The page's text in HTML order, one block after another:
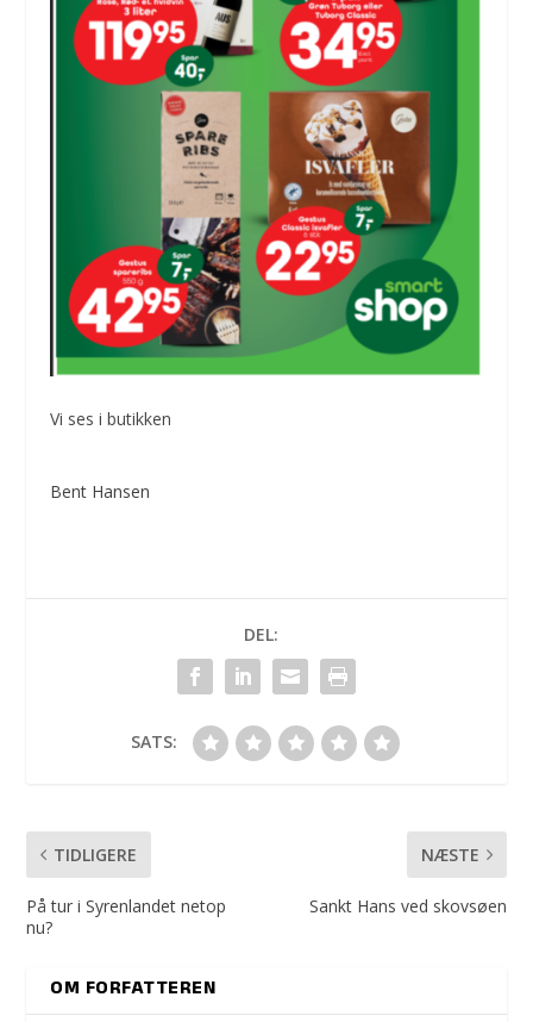
Vi ses i butikken
Bent Hansen
DEL:
SATS:
TIDLIGERE
På tur i Syrenlandet netop
nu?
NÆSTE
Sankt Hans ved skovsøen
OM FORFATTEREN